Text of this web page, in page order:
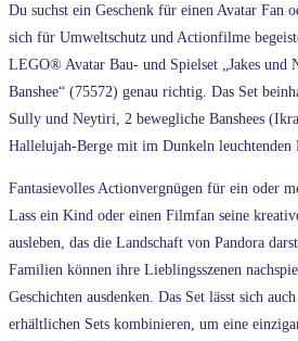
Du suchst ein Geschenk für einen Avatar Fan
sich für Umweltschutz und Actionfilme
LEGO® Avatar Bau- und Spielset „Jakes und
Banshee“ (75572) genau richtig. Das Set
Sully und Neytiri, 2 bewegliche Banshees
Hallelujah-Berge mit im Dunkeln leuchtenden
Fantasievolles Actionvergnügen für ein oder
Lass ein Kind oder einen Filmfan seine
ausleben, das die Landschaft von Pandora
Familien können ihre Lieblingsszenen
Geschichten ausdenken. Das Set lässt sich
erhältlichen Sets kombinieren, um eine